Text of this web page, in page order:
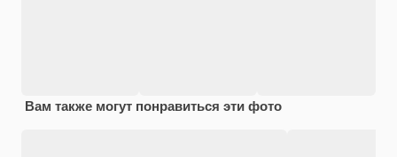
Вам также могут понравиться эти фото